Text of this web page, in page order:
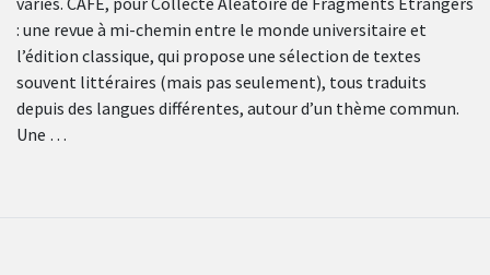
: une revue à mi-chemin entre le monde universitaire et
l’édition classique, qui propose une sélection de textes
souvent littéraires (mais pas seulement), tous traduits
depuis des langues différentes, autour d’un thème commun.
Une …